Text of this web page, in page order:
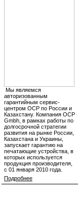
Мы являемся
авторизованным
гарантийным сервис-
центром OCP по России и
Казахстану. Компания OCP
Gmbh, в рамках работы по
долгосрочной стратегии
развития на рынке России,
Казахстана и Украины,
запускает гарантию на
печатающие устройства, в
которых используется
продукция производителя,
с 01 января 2010 года.
Подробнее